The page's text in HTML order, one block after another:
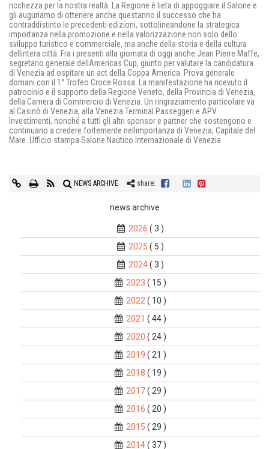
ricchezza per la nostra realtà. La Regione è lieta di appoggiare il Salone e
gli auguriamo di ottenere anche questanno il successo che ha
contraddistinto le precedenti edizioni, sottolineandone la strategica
importanza nella promozione e nella valorizzazione non solo dello
sviluppo turistico e commerciale, ma anche della storia e della cultura
dellintera città. Fra i presenti alla giornata di oggi anche Jean Pierre Maffe,
segretario generale dellAmericas Cup, giunto per valutare la candidatura
di Venezia ad ospitare un act della Coppa America. Prova generale
domani con il 1° Trofeo Croce Rossa. La manifestazione ha ricevuto il
patrocinio e il supporto della Regione Veneto, della Provincia di Venezia,
della Camera di Commercio di Venezia. Un ringraziamento particolare va
al Casinò di Venezia, alla Venezia Terminal Passeggeri e APV
Investimenti, nonché a tutti gli altri sponsor e partner che sostengono e
continuano a credere fortemente nellimportanza di Venezia, Capitale del
Mare. Ufficio stampa Salone Nautico Internazionale di Venezia
NEWS ARCHIVE share:
news archive
2026 ( 3 )
2025 ( 5 )
2024( 3 )
2023 ( 15 )
2022 ( 10 )
2021 ( 44 )
2020 ( 24 )
2019 ( 21 )
2018 ( 19 )
2017( 29 )
2016 ( 20 )
2015 ( 29 )
2014( 37 )